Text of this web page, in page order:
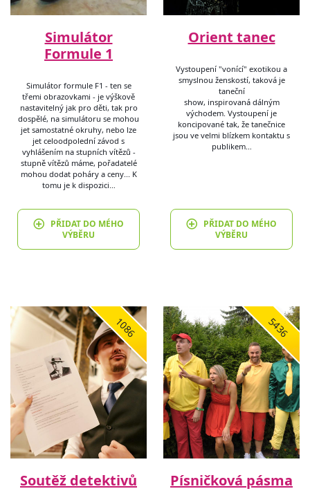
Simulátor
Formule 1
Simulátor formule F1 - ten se
třemi obrazovkami - je výškově
nastavitelný jak pro děti, tak pro
dospělé, na simulátoru se mohou
jet samostatné okruhy, nebo lze
jet celoodpolední závod s
vyhlášením na stupních vítězů -
stupně vítězů máme, pořadatelé
mohou dodat poháry a ceny... K
tomu je k dispozici…
PŘIDAT DO MÉHO
VÝBĚRU
Orient tanec
Vystoupení "vonící" exotikou a
smyslnou ženskostí, taková je
taneční
show, inspirovaná dálným
východem. Vystoupení je
koncipované tak, že tanečnice
jsou ve velmi blízkem kontaktu s
publikem…
PŘIDAT DO MÉHO
VÝBĚRU
1086
Soutěž detektivů
5436
Písničková pásma